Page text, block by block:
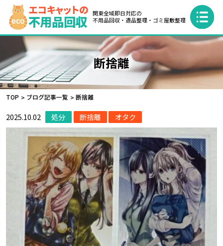
関東全域即日対応の
不用品回収・遺品整理・ゴミ屋敷整理
断捨離
TOP ブログ記事一覧 断捨離
2025.10.02 処分 断捨離 オタク